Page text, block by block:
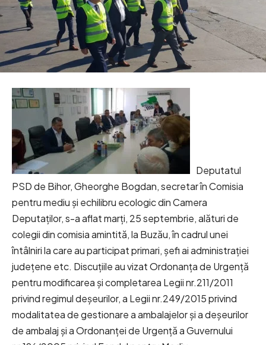
Deputatul
PSD de Bihor, Gheorghe Bogdan, secretar în Comisia
pentru mediu și echilibru ecologic din Camera
Deputaților, s-a aflat marți, 25 septembrie, alături de
colegii din comisia amintită, la Buzău, în cadrul unei
întâlniri la care au participat primari, șefi ai administrației
județene etc. Discuțiile au vizat Ordonanța de Urgență
pentru modificarea și completarea Legii nr.211/2011
privind regimul deșeurilor, a Legii nr.249/2015 privind
modalitatea de gestionare a ambalajelor și a deșeurilor
de ambalaj și a Ordonanței de Urgență a Guvernului